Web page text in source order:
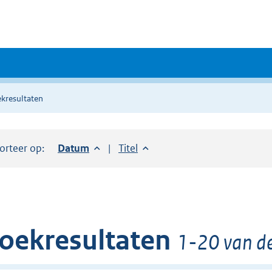
op: Sorteer op:
Datum aflopendSorteer op:
Titel oplopend
1-20 van